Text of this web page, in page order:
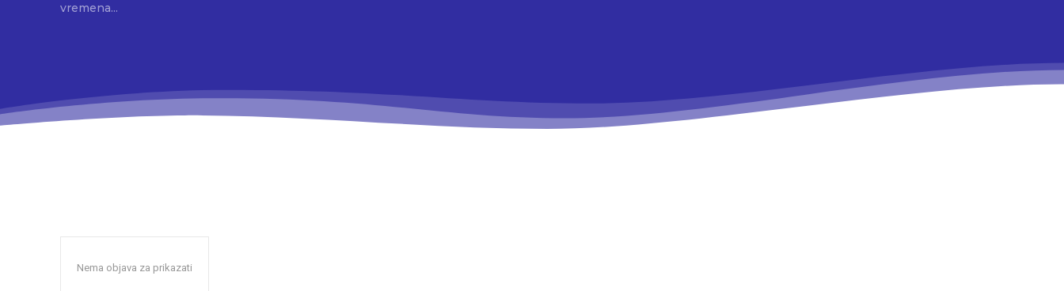
vremena...
Nema objava za prikazati